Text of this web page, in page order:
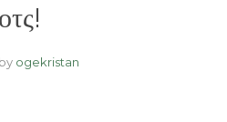
by ogekristan